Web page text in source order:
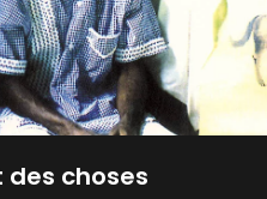
des choses